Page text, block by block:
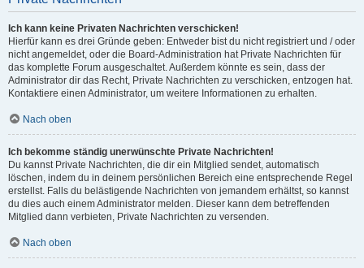
Ich kann keine Privaten Nachrichten verschicken!
Hierfür kann es drei Gründe geben: Entweder bist du nicht registriert und / oder
nicht angemeldet, oder die Board-Administration hat Private Nachrichten für
das komplette Forum ausgeschaltet. Außerdem könnte es sein, dass der
Administrator dir das Recht, Private Nachrichten zu verschicken, entzogen hat.
Kontaktiere einen Administrator, um weitere Informationen zu erhalten.
Nach oben
Ich bekomme ständig unerwünschte Private Nachrichten!
Du kannst Private Nachrichten, die dir ein Mitglied sendet, automatisch
löschen, indem du in deinem persönlichen Bereich eine entsprechende Regel
erstellst. Falls du belästigende Nachrichten von jemandem erhältst, so kannst
du dies auch einem Administrator melden. Dieser kann dem betreffenden
Mitglied dann verbieten, Private Nachrichten zu versenden.
Nach oben